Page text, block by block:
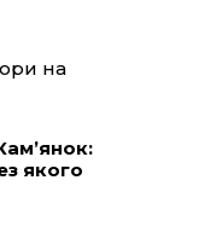
на
якого